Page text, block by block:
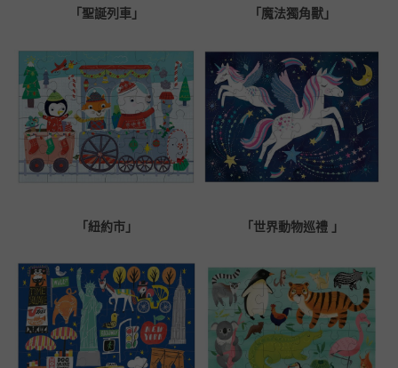
「聖誕列車」 「魔法獨角獸」
「紐約市」 「世界動物巡禮 」